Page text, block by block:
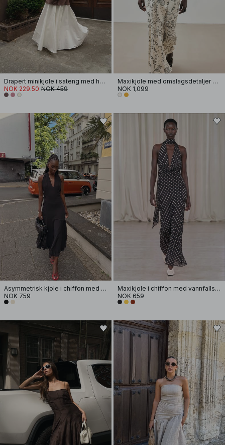
Drapert minikjole i sateng med halterneck
NOK 229.50 NOK 459
Maxikjole med omslagsdetaljer og halterneck
NOK 1,099
Asymmetrisk kjole i chiffon med halterneck
NOK 759
Maxikjole i chiffon med vannfallseffekt og skjerf
NOK 659